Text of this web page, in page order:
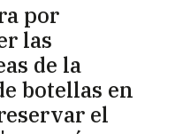
por
las
de la
botellas en
el